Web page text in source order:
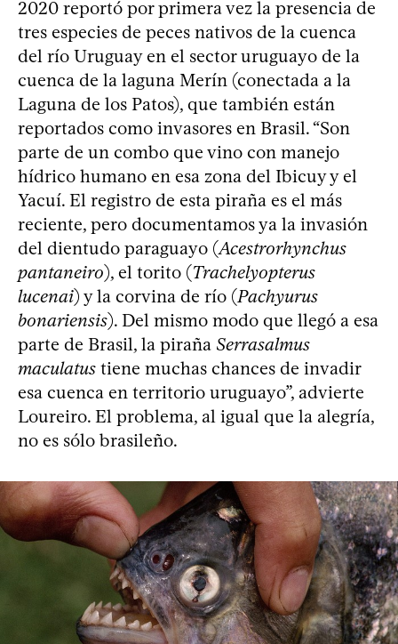
2020 reportó por primera vez la presencia de
tres especies de peces nativos de la cuenca
del río Uruguay en el sector uruguayo de la
cuenca de la laguna Merín (conectada a la
Laguna de los Patos), que también están
reportados como invasores en Brasil. “Son
parte de un combo que vino con manejo
hídrico humano en esa zona del Ibicuy y el
Yacuí. El registro de esta piraña es el más
reciente, pero documentamos ya la invasión
del dientudo paraguayo (Acestrorhynchus
pantaneiro), el torito (Trachelyopterus
lucenai) y la corvina de río (Pachyurus
bonariensis). Del mismo modo que llegó a esa
parte de Brasil, la piraña Serrasalmus
maculatus tiene muchas chances de invadir
esa cuenca en territorio uruguayo”, advierte
Loureiro. El problema, al igual que la alegría,
no es sólo brasileño.